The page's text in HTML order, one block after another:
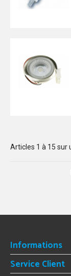
Articles 1 à 15 sur
Informations
Service Client